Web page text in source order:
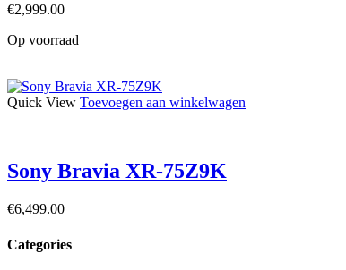
€2,999.00
Op voorraad
Quick View Toevoegen aan winkelwagen
Sony Bravia XR-75Z9K
€6,499.00
Categories